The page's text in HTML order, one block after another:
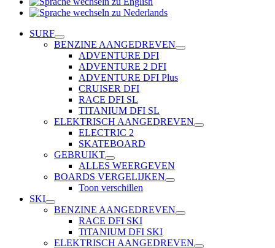
zu
wechseln
Sprache
Nederlands
SURF
BENZINE AANGEDREVEN
ADVENTURE DFI
ADVENTURE 2 DFI
ADVENTURE DFI Plus
CRUISER DFI
RACE DFI SL
TITANIUM DFI SL
ELEKTRISCH AANGEDREVEN
ELECTRIC 2
SKATEBOARD
GEBRUIKT
ALLES WEERGEVEN
BOARDS VERGELIJKEN
Toon verschillen
SKI
BENZINE AANGEDREVEN
RACE DFI SKI
TiTANIUM DFI SKI
ELEKTRISCH AANGEDREVEN